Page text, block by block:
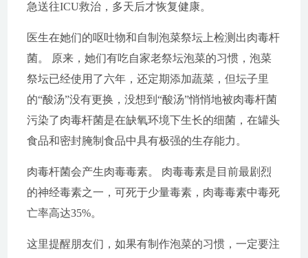
急送往ICU救治，多天后才恢复健康。
医生在她们的呕吐物和自制泡菜祭坛上检测出肉毒杆
菌。 原来，她们有吃自家老祭坛泡菜的习惯，泡菜
祭坛已经使用了六年，还定期添加蔬菜，但坛子里
的“酸汤”没有更换，没想到“酸汤”悄悄地被肉毒杆菌
污染了肉毒杆菌是在缺氧环境下生长的细菌，在罐头
食品和密封腌制食品中具有极强的生存能力。
肉毒杆菌会产生肉毒毒素。 肉毒毒素是目前最剧烈
的神经毒素之一，可死于少量毒素，肉毒毒素中毒死
亡率高达35%。
这里提醒朋友们，如果有制作泡菜的习惯，一定要注